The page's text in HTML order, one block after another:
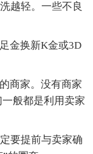
越轻。一些不良
金换新K金或3D
商家。没有商家
般都是利用卖家
要提前与卖家确